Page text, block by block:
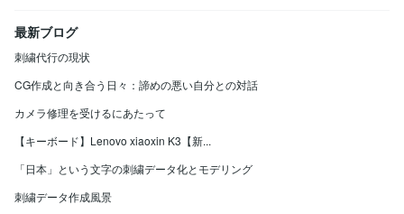
最新ブログ
刺繍代行の現状
CG作成と向き合う日々：諦めの悪い自分との対話
カメラ修理を受けるにあたって
【キーボード】Lenovo xiaoxin K3【新...
「日本」という文字の刺繍データ化とモデリング
刺繍データ作成風景